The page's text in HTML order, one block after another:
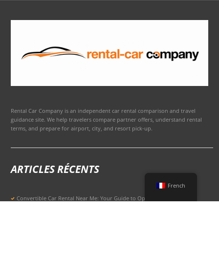
Rental Car Company is an independent car rental comparison and travel
guidance site. We help travelers compare partner offers, understand rental
terms, and prepare for airport, city, and resort pick-up.
ARTICLES RÉCENTS
Convertible Car Rental Near Me: Your Guide to Open-Air Driving
French